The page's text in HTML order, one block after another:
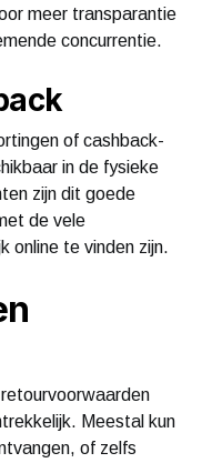
meer transparantie
concurrentie.
of cashback-
in de fysieke
zijn dit goede
de vele
online te vinden zijn.
Meestal kun
of zelfs